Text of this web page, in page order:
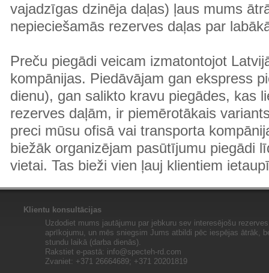
vajadzīgas dzinēja daļas) ļaus mums
nepieciešamās rezerves daļas par
Preču piegādi veicam izmatontojot
kompānijas. Piedāvājam gan ekspress
dienu), gan salikto kravu piegādes, kas
rezerves daļām, ir piemērotākais
preci mūsu ofisā vai transporta
biežāk organizējam pasūtījumu piegādi
vietai. Tas bieži vien ļauj klientiem
Klientu konsultācijas
Uzdodiet mums jautājumu par jebkuru sev interesējošu
aprīkojumu, un mēs sniegsim Jums atbildi pēc iespējas ātrāk,
stundu laikā (darba dienās).
Rakstiet e-pastā: info@specteh-rd.com
Zvaniet: +371 26664689; +371 20201819